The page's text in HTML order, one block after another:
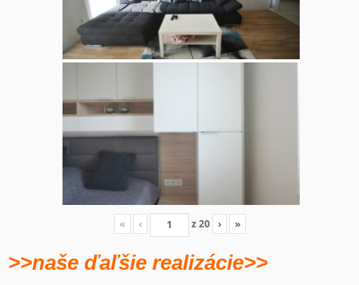
« ‹ z20 › »
>>naše ďaľšie realizácie>>